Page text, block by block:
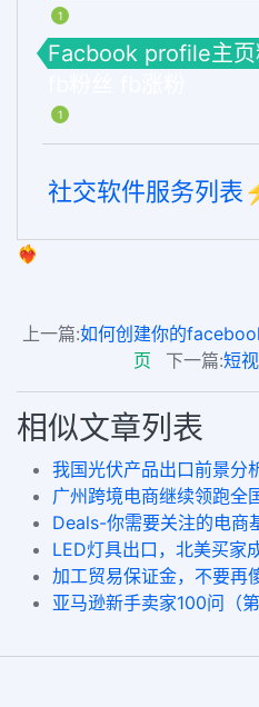
1
Facbook profile主
1
社交软件服务列表
❤️‍🔥
上一篇:如何创建你的
页
下一篇:短
相似文章列表
我国光伏产品出口前景分
广州跨境电商继续领跑全
Deals-你需要关注的电商
LED灯具出口，北美买家
加工贸易保证金，不要再
亚马逊新手卖家100问（